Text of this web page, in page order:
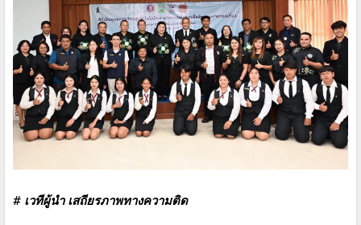
# เวทีผู้นำ เสถียรภาพทางความติด